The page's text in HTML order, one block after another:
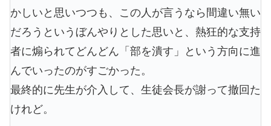
かしいと思いつつも、この人が言うなら間違い無い
だろうというぼんやりとした思いと、熱狂的な支持
者に煽られてどんどん「部を潰す」という方向に進
んでいったのがすごかった。
最終的に先生が介入して、生徒会長が謝って撤回た
けれど。